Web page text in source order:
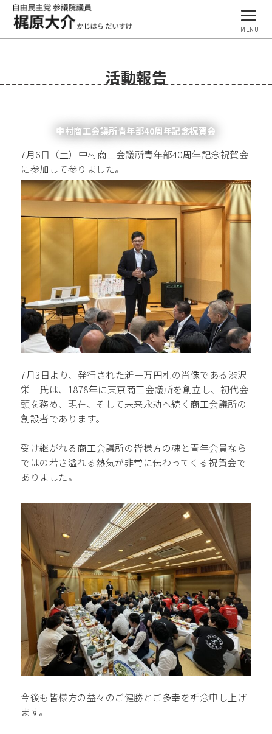
活動報告
中村商工会議所青年部40周年記念祝賀会
7月6日（土）中村商工会議所青年部40周年記念祝賀会
に参加して参りました。
7月3日より、発行された新一万円札の肖像である渋沢
栄一氏は、1878年に東京商工会議所を創立し、初代会
頭を務め、現在、そして未来永劫へ続く商工会議所の
創設者であります。
受け継がれる商工会議所の皆様方の魂と青年会員なら
ではの若さ溢れる熱気が非常に伝わってくる祝賀会で
ありました。
今後も皆様方の益々のご健勝とご多幸を祈念申し上げ
ます。
MENU
事務所案内
ブログ